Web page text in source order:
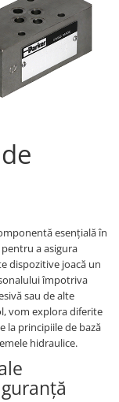
esențială în
a asigura
dispozitive joacă un
împotriva
sau de alte
vom explora diferite
la principiile de bază
hidraulice.